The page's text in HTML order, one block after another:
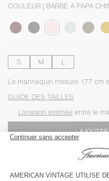
COULEUR | BARBE A PAPA
S M L
Le mannequin mesure 177 cm
GUIDE DES TAILLES
Livraison estimée entre le
AJOUTER
VOIR LA